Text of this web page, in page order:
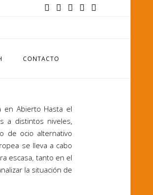
CONTACTO
en Abierto Hasta el
a distintos niveles,
de ocio alternativo
se lleva a cabo
escasa, tanto en el
la situación de